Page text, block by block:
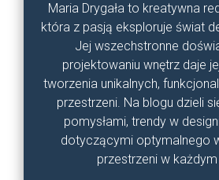
Maria Drygała to kreatywna
która z pasją eksploruje świat
Jej wszechstronne
projektowaniu wnętrz daje
tworzenia unikalnych,
przestrzeni. Na blogu dzieli
pomysłami, trendy w
dotyczącymi optymalnego
przestrzeni w